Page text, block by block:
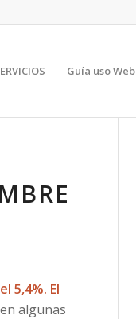
Guía uso Web
5,4%. El
algunas